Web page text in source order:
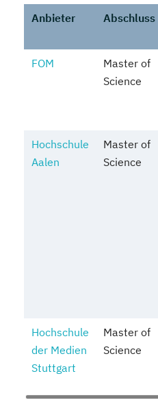
Anbieter Abschluss
FOM
Master of
Science
Hochschule
Aalen
Master of
Science
Hochschule
der Medien
Stuttgart
Master of
Science